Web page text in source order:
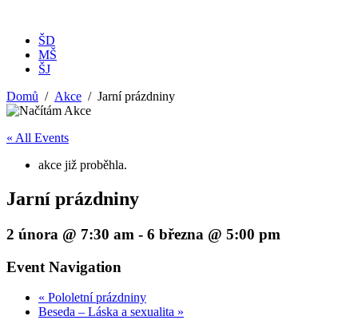
ŠD
MŠ
ŠJ
Domů
Akce Jarní prázdniny
« All Events
akce již proběhla.
Jarní prázdniny
2 února @ 7:30 am - 6 března @ 5:00 pm
Event Navigation
« Pololetní prázdniny
Beseda – Láska a sexualita »